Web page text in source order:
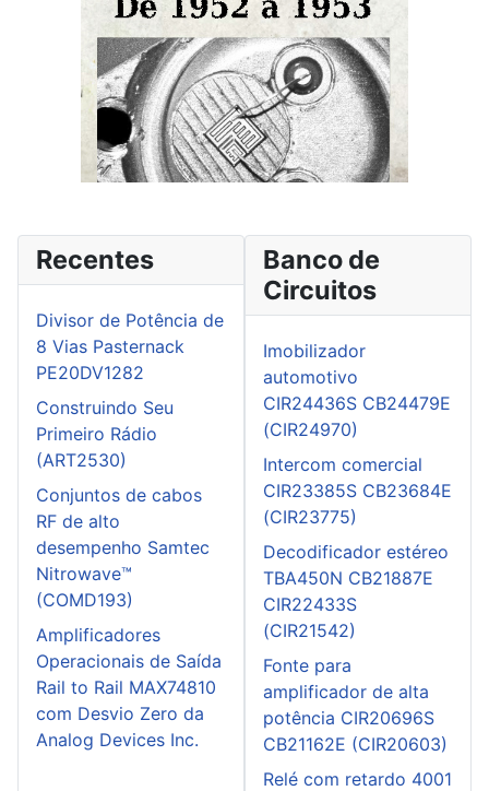
Recentes
Divisor de Potência de
8 Vias Pasternack
PE20DV1282
Construindo Seu
Primeiro Rádio
(ART2530)
Conjuntos de cabos
RF de alto
desempenho Samtec
Nitrowave™
(COMD193)
Amplificadores
Operacionais de Saída
Rail to Rail MAX74810
com Desvio Zero da
Analog Devices Inc.
Banco de
Circuitos
Imobilizador
automotivo
CIR24436S CB24479E
(CIR24970)
Intercom comercial
CIR23385S CB23684E
(CIR23775)
Decodificador estéreo
TBA450N CB21887E
CIR22433S
(CIR21542)
Fonte para
amplificador de alta
potência CIR20696S
CB21162E (CIR20603)
Relé com retardo 4001